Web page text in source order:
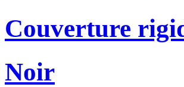
Couverture
Noir